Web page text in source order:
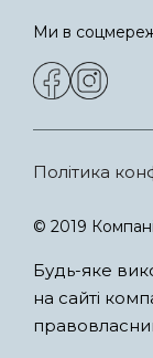
Ми в
© 2019
Будь-яке
на сайті
Політика